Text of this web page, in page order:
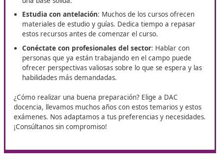
Perspectivas laborales
de operadores de transporte, contar con un título
acreditado puede ser la diferencia entre conseguir
empleados estén plenamente capacitados, y tener
título es un buen indicativo.
exámenes